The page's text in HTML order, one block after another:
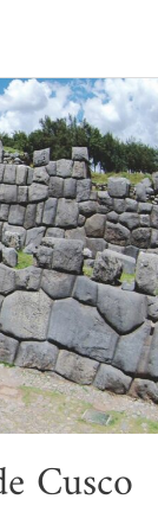
Cusco